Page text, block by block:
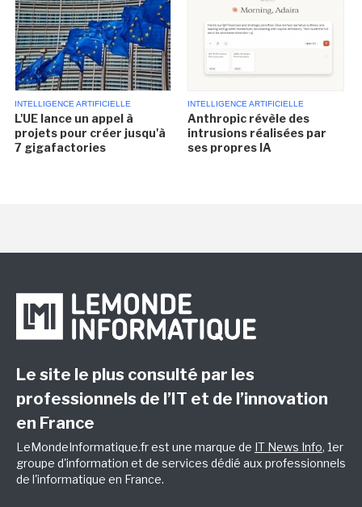
INTELLIGENCE ARTIFICIELLE
L'UE lance un appel à
projets pour créer jusqu'à
7 gigafactories
INTELLIGENCE ARTIFICIELLE
Anthropic révèle des
intrusions réalisées par
ses propres IA
Le site le plus consulté par les
professionnels de l’IT et de l’innovation
en France
LeMondeInformatique.fr est une marque de IT News Info, 1er
groupe d'information et de services dédié aux professionnels
de l'informatique en France.